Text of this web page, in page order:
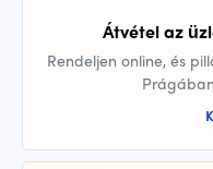
Átvétel az
Rendeljen online, és